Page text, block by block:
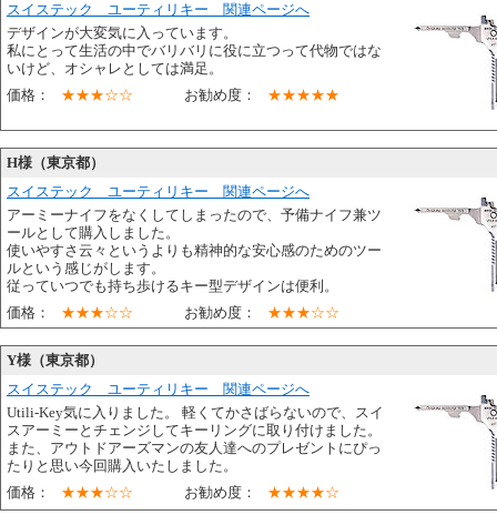
スイステック ユーティリキー 関連ページへ
デザインが大変気に入っています。
私にとって生活の中でバリバリに役に立つって代物ではな
いけど、オシャレとしては満足。
価格：
★★★☆☆ お勧め度： ★★★★★
H様（東京都）
スイステック ユーティリキー 関連ページへ
アーミーナイフをなくしてしまったので、予備ナイフ兼ツ
ールとして購入しました。
使いやすさ云々というよりも精神的な安心感のためのツー
ルという感じがします。
従っていつでも持ち歩けるキー型デザインは便利。
価格：
★★★☆☆ お勧め度： ★★★☆☆
Y様（東京都）
スイステック ユーティリキー 関連ページへ
Utili-Key気に入りました。 軽くてかさばらないので、スイ
スアーミーとチェンジしてキーリングに取り付けました。
また、アウトドアーズマンの友人達へのプレゼントにぴっ
たりと思い今回購入いたしました。
価格：
★★★☆☆ お勧め度： ★★★★☆